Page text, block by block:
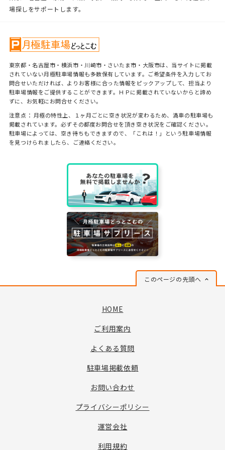
場探しをサポートします。
東京都・名古屋市・横浜市・川崎市・さいたま市・大阪市は、当サイトに掲載
されていない月極駐車場情報も多数保有しています。ご希望条件を入力してお
問合せいただければ、よりお客様に合った情報をピックアップして、担当より
駐車場情報をご提供することができます。ＨＰに掲載されていないからと諦め
ずに、お気軽にお問合せください。
注意点： 月極の特性上、１ヶ月ごとに空き状況が変わるため、満車の駐車場も
掲載されています。必ずその都度お問合せを頂き空き状況をご確認ください。
駐車場によっては、空き待ちもできますので、「これは！」という駐車場情報
を見つけられましたら、ご連絡ください。
このページの先頭へ
HOME
ご利用案内
よくある質問
駐車場掲載依頼
お問い合わせ
プライバシーポリシー
運営会社
利用規約